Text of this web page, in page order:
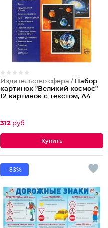
Издательство сфера / Набор
картинок "Великий космос"
12 картинок с текстом, А4
312 руб
-83%